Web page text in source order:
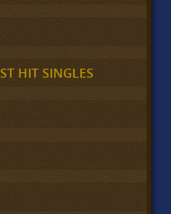
HIT SINGLES